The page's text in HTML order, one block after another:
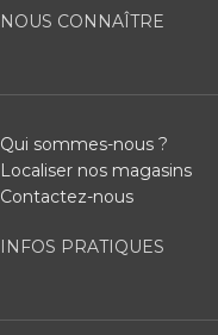
NOUS CONNAÎTRE
Qui sommes-nous ?
Localiser nos magasins
Contactez-nous
INFOS PRATIQUES